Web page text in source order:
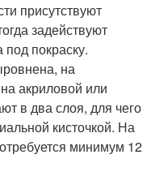
присутствуют
задействуют
покраску.
на
акриловой или
в два слоя, для чего
кисточкой. На
минимум 12